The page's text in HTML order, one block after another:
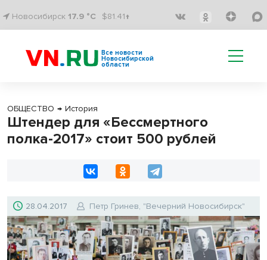
Новосибирск 17.9 °C $81.41↑
Все новости
Новосибирской
области
ОБЩЕСТВО → История
Штендер для «Бессмертного
полка-2017» стоит 500 рублей
28.04.2017 Петр Гринев, "Вечерний Новосибирск"